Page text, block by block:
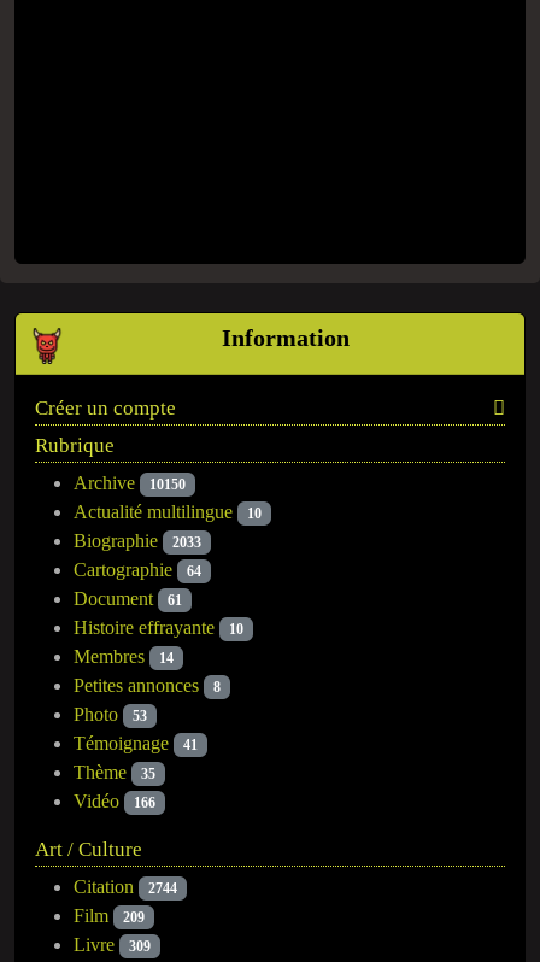
Information
Créer un compte
Rubrique
Archive 10150
Actualité multilingue 10
Biographie 2033
Cartographie 64
Document 61
Histoire effrayante 10
Membres 14
Petites annonces 8
Photo 53
Témoignage 41
Thème 35
Vidéo 166
Art / Culture
Citation 2744
Film 209
Livre 309